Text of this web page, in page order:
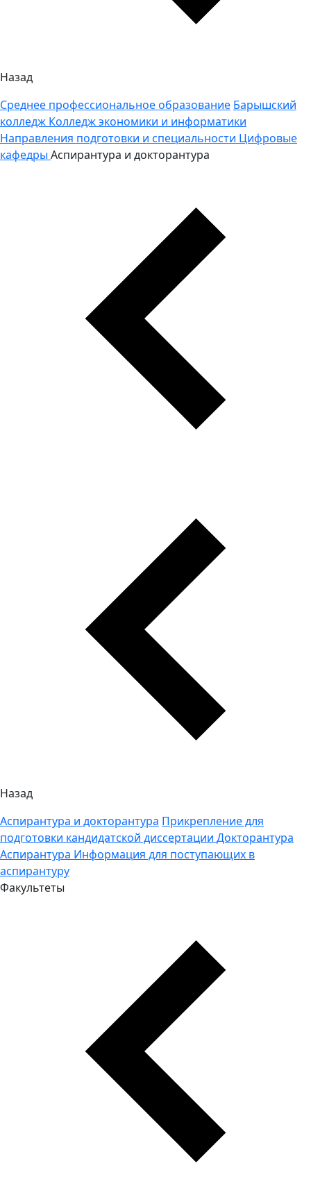
Назад
Среднее профессиональное образование Барышский
колледж Колледж экономики и информатики
Направления подготовки и специальности Цифровые
кафедры Аспирантура и докторантура
Назад
Аспирантура и докторантура Прикрепление для
подготовки кандидатской диссертации Докторантура
Аспирантура Информация для поступающих в
аспирантуру
Факультеты